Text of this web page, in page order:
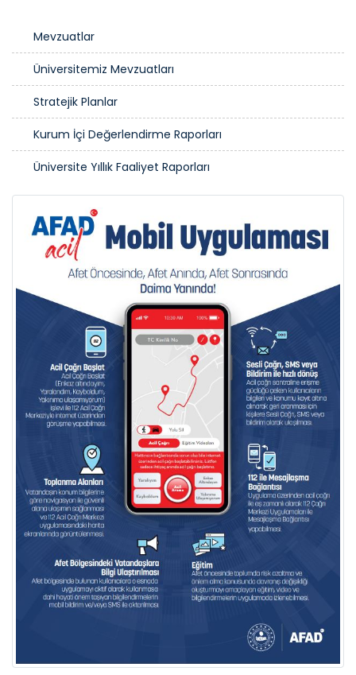
Mevzuatlar
Üniversitemiz Mevzuatları
Stratejik Planlar
Kurum İçi Değerlendirme Raporları
Üniversite Yıllık Faaliyet Raporları